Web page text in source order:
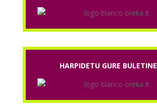
HARPIDETU GURE